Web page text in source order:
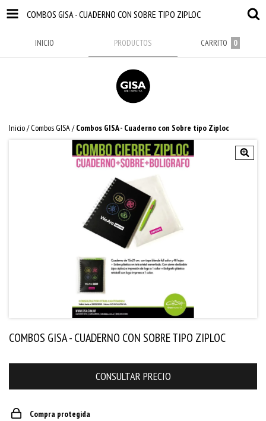
COMBOS GISA - CUADERNO CON SOBRE TIPO ZIPLOC
INICIO PRODUCTOS CARRITO 0
Inicio/ Combos GISA/ Combos GISA - Cuaderno con Sobre tipo Ziploc
COMBOS GISA - CUADERNO CON SOBRE TIPO ZIPLOC
Compra protegida